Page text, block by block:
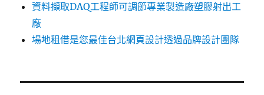
資料擷取DAQ工程師可調節專業製造廠塑膠射出工
廠
場地租借是您最佳台北網頁設計透過品牌設計團隊